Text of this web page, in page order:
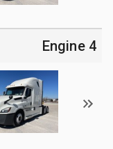
4 Engine